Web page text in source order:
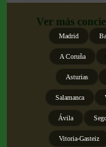
Ver más
Madrid
A Coruña
Asturias
Salamanca
Ávila
Vitoria-Gasteiz